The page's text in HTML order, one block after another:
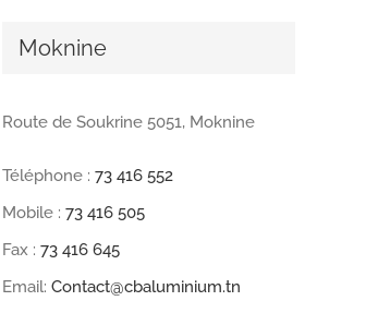
Moknine
Route de Soukrine 5051, Moknine
Téléphone : 73 416 552
Mobile : 73 416 505
Fax : 73 416 645
Email: Contact@cbaluminium.tn